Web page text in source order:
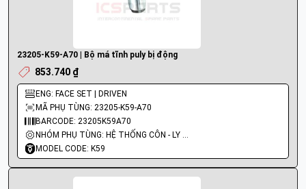
23205-K59-A70 | Bộ má tĩnh puly bị động
853.740 ₫
ENG: FACE SET | DRIVEN
MÃ PHỤ TÙNG: 23205-K59-A70
BARCODE: 23205K59A70
NHÓM PHỤ TÙNG: HỆ THỐNG CÔN - LY HỢP - TRỤC SỐ - BÁNH RĂNG
MODEL CODE: K59